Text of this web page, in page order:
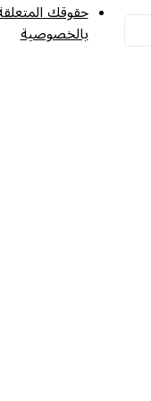
حقوقك
بالخصوصية